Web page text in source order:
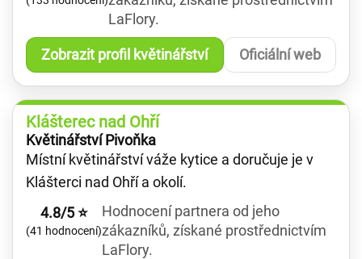
LaFlory.
Zobrazit profil květinářství Oficiální web
Klášterec nad Ohří
Květinářství Pivoňka
Místní květinářství váže kytice a doručuje je v
Klášterci nad Ohří a okolí.
4.8/5 ⭐
(41 hodnocení)
Hodnocení partnera od jeho
zákazníků, získané prostřednictvím
LaFlory.